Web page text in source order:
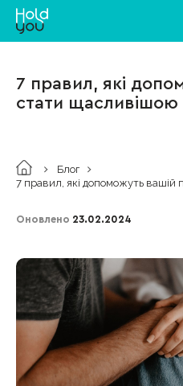
7 правил, які
стати щасливішою
Блог
7 правил, які допоможуть вашій
Оновлено 23.02.2024